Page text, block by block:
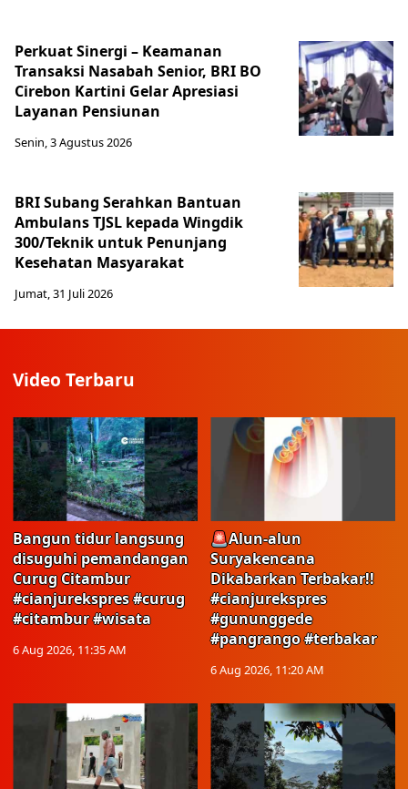
Perkuat Sinergi – Keamanan
Transaksi Nasabah Senior, BRI BO
Cirebon Kartini Gelar Apresiasi
Layanan Pensiunan
Senin, 3 Agustus 2026
BRI Subang Serahkan Bantuan
Ambulans TJSL kepada Wingdik
300/Teknik untuk Penunjang
Kesehatan Masyarakat ​
Jumat, 31 Juli 2026
Video Terbaru
Bangun tidur langsung
disuguhi pemandangan
Curug Citambur
#cianjurekspres #curug
#citambur #wisata
6 Aug 2026, 11:35 AM
🚨Alun-alun
Suryakencana
Dikabarkan Terbakar!!
#cianjurekspres
#gununggede
#pangrango #terbakar
6 Aug 2026, 11:20 AM